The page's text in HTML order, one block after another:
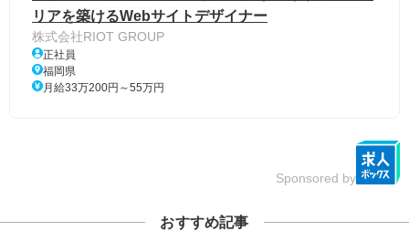
リアを築けるWebサイトデザイナー
株式会社RIOT GROUP
正社員
福岡県
月給33万200円～55万円
Sponsored by
おすすめ記事